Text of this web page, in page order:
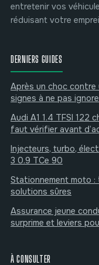
entretenir vos
réduisant votre
DERNIERS GUIDES
Après un choc
signes à ne pas
Audi A1 1.4 TFSI 122
faut vérifier avant
Injecteurs, turbo,
3 0.9 TCe 90
Stationnement moto
solutions sûres
Assurance jeune
surprime et leviers
À CONSULTER